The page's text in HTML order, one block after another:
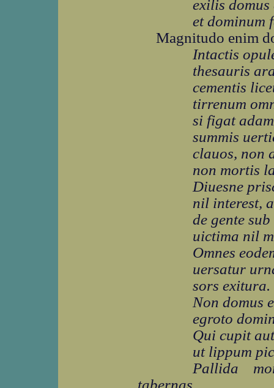
exilis
et dominum
Magnitudo enim
Intactis
thesauris
cementis
tirrenum
si figat
summis
clauos, non
non mortis
Diuesne
nil interest,
de gente
uictima nil
Omnes
uersatur
sors exitura.
Non domus
egroto
Qui cupit
ut lippum
Pallida
tabernas